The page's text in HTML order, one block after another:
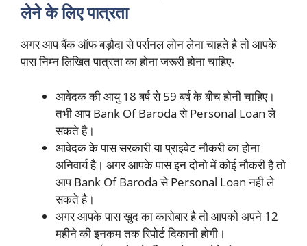
लेने के लिए पात्रता
अगर आप बैंक ऑफ बड़ौदा से पर्सनल लोन लेना चाहते है तो आपके
पास निम्न लिखित पात्रता का होना जरूरी होना चाहिए-
आवेदक की आयु 18 बर्ष से 59 बर्ष के बीच होनी चाहिए।
तभी आप Bank Of Baroda से Personal Loan ले
सकते है।
आवेदक के पास सरकारी या प्राइवेट नौकरी का होना
अनिवार्य है। अगर आपके पास इन दोनो में कोई नौकरी है तो
आप Bank Of Baroda से Personal Loan नही ले
सकते है।
अगर आपके पास खुद का कारोबार है तो आपको अपने 12
महीने की इनकम तक रिपोर्ट दिकानी होगी।